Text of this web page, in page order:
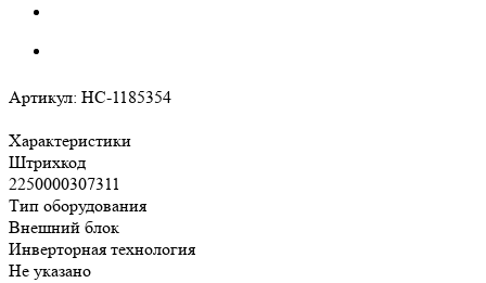
Артикул: НС-1185354
Характеристики
Штрихкод
2250000307311
Тип оборудования
Внешний блок
Инверторная технология
Не указано